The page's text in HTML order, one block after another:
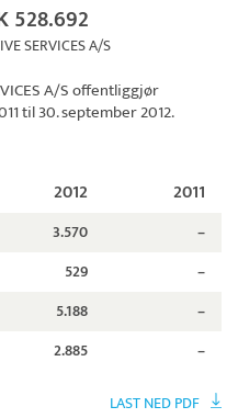
528.692
SERVICES A/S
A/Soffentliggjør
til 30. september 2012.
2012 2011
3.570
–
529
–
5.188
–
2.885 –
LAST NED PDF